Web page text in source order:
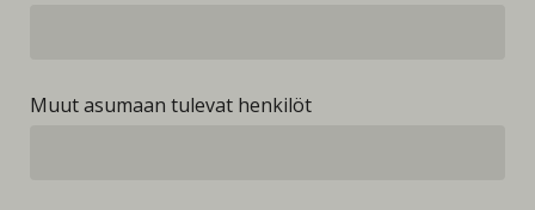
Muut asumaan tulevat henkilöt